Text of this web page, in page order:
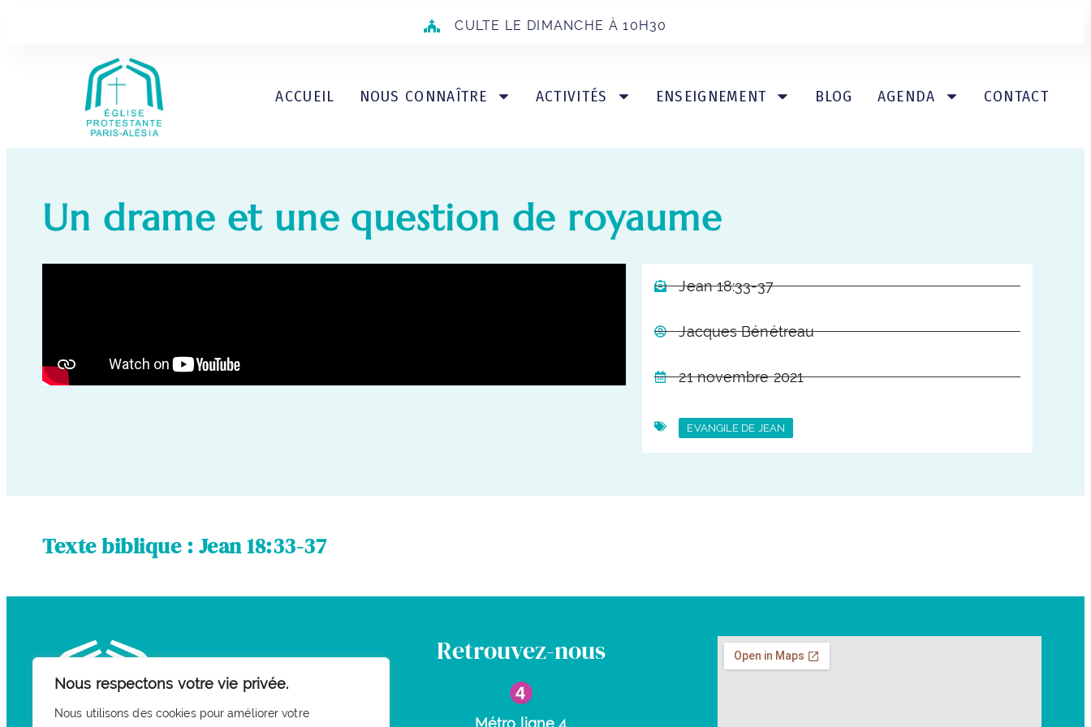
Nous respectons votre vie privée.
Nous utilisons des cookies pour améliorer votre
CULTE LE DIMANCHE À 10H30
ACCUEIL NOUS CONNAÎTRE ACTIVITÉS ENSEIGNEMENT BLOG AGENDA CONTACT
Un drame et une question de royaume
Jean 18:33-37
Jacques Bénétreau
21 novembre 2021
EVANGILE DE JEAN
Texte biblique : Jean 18:33-37
Retrouvez-nous
Métro ligne 4